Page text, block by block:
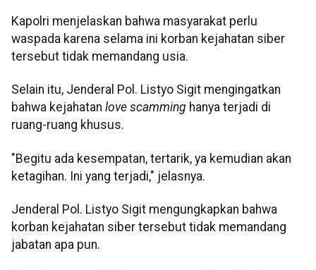
Kapolri menjelaskan bahwa masyarakat perlu
waspada karena selama ini korban kejahatan siber
tersebut tidak memandang usia.
Selain itu, Jenderal Pol. Listyo Sigit mengingatkan
bahwa kejahatan love scamming hanya terjadi di
ruang-ruang khusus.
"Begitu ada kesempatan, tertarik, ya kemudian akan
ketagihan. Ini yang terjadi," jelasnya.
Jenderal Pol. Listyo Sigit mengungkapkan bahwa
korban kejahatan siber tersebut tidak memandang
jabatan apa pun.